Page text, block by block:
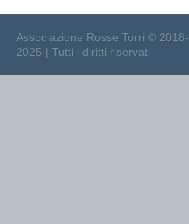
Associazione Rosse Torri © 2018-
2025 | Tutti i diritti riservati